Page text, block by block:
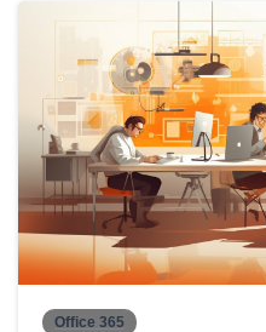
Office 365